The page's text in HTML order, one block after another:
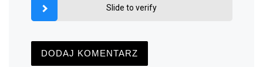
Slide to verify